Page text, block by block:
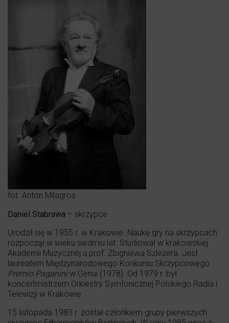
fot. Anton Milagros
Daniel Stabrawa – skrzypce
Urodził się w 1955 r. w Krakowie. Naukę gry na skrzypcach
rozpoczął w wieku siedmiu lat. Studiował w krakowskiej
Akademii Muzycznej u prof. Zbigniewa Szlezera. Jest
laureatem Międzynarodowego Konkursu Skrzypcowego
Premio Paganiniw Genui (1978). Od 1979 r. był
koncertmistrzem Orkiestry Symfonicznej Polskiego Radia i
Telewizji w Krakowie.
15 listopada 1983 r. został członkiem grupy pierwszych